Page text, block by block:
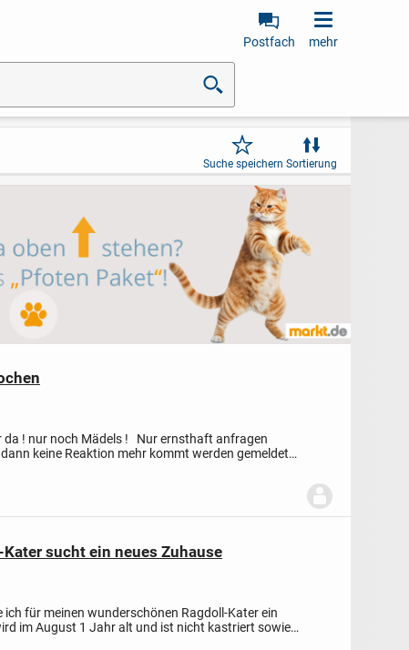
Postfach mehr
Suche speichern Sortierung
da ! nur noch Mädels !
Nur ernsthaft anfragen
keine Reaktion mehr kommt werden gemeldet
gar nicht !!
sucht ein neues Zuhause
ich für meinen wunderschönen Ragdoll-Kater ein
im August 1 Jahr alt und ist nicht kastriert sowie
lieber,...